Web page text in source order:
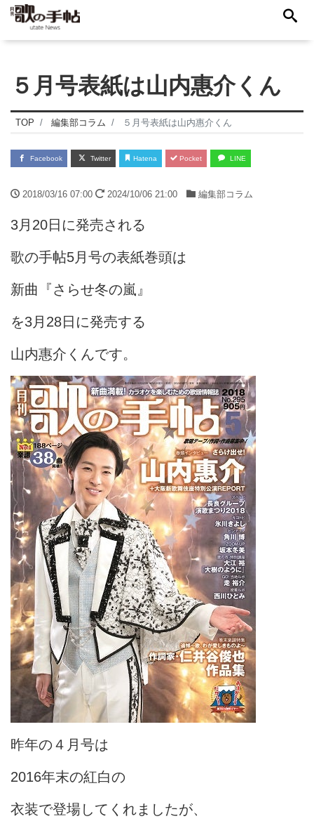
５月号表紙は山内惠介くん
TOP 編集部コラム ５月号表紙は山内惠介くん
Facebook Twitter Hatena Pocket LINE
2018/03/16 07:00 2024/10/06 21:00 編集部コラム
3月20日に発売される
歌の手帖5月号の表紙巻頭は
新曲『さらせ冬の嵐』
を3月28日に発売する
山内惠介くんです。
昨年の４月号は
2016年末の紅白の
衣装で登場してくれましたが、